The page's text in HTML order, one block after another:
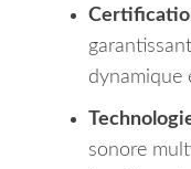
dynamique
sonore